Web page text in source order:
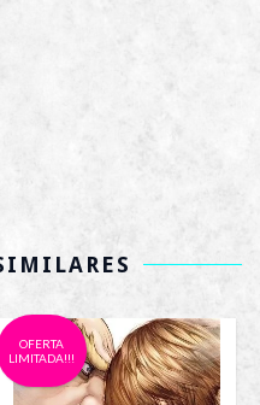
OFERTA
LIMITADA!!!